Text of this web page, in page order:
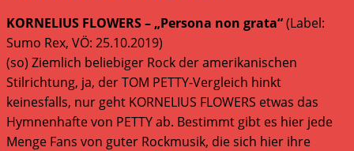
KORNELIUS FLOWERS – „Persona non grata“(Label:
Sumo Rex, VÖ: 25.10.2019)
(so) Ziemlich beliebiger Rock der amerikanischen
Stilrichtung, ja, der TOM PETTY-Vergleich hinkt
keinesfalls, nur geht KORNELIUS FLOWERS etwas das
Hymnenhafte von PETTY ab. Bestimmt gibt es hier jede
Menge Fans von guter Rockmusik, die sich hier ihre